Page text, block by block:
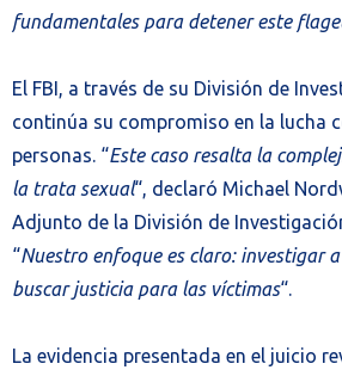
fundamentales para detener este
El FBI, a través de su División de
continúa su compromiso en la lucha
personas. “Este caso resalta la
la trata sexual“, declaró Michael
Adjunto de la División de
“Nuestro enfoque es claro: investigar
buscar justicia para las víctimas“.
La evidencia presentada en el juicio